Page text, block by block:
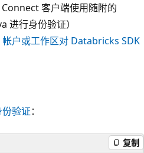
客户端使用随附的
进行身份验证）
户或工作区对 Databricks SDK
验证：
复制